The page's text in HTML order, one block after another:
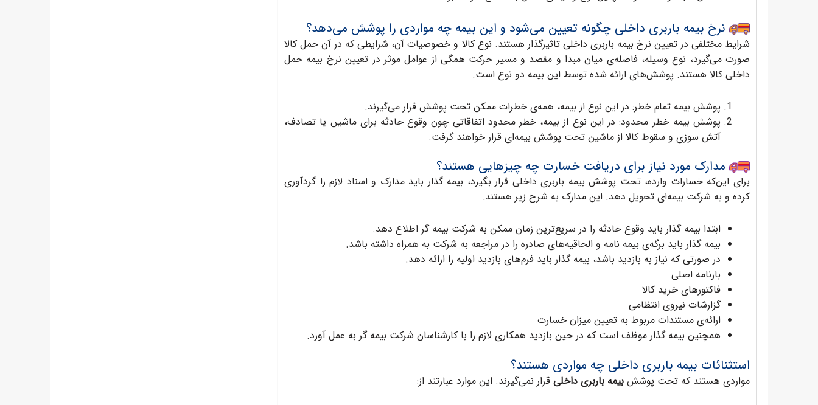
نرخ بیمه باربری داخلی چگونه تعیین می‌شود و این بیمه چه مواردی را پوشش می‌دهد؟
شرایط مختلفی در تعیین نرخ بیمه باربری داخلی تاثیرگذار هستند. نوع کالا و خصوصیات آن، شرایطی که در آن حمل کالا
صورت می‌گیرد، نوع وسیله، فاصله‌ی میان مبدا و مقصد و مسیر حرکت همگی از عوامل موثر در تعیین نرخ بیمه حمل
داخلی کالا هستند. پوشش‌های ارائه شده توسط این بیمه دو نوع است.
پوشش بیمه تمام خطر: در این نوع از بیمه، همه‌ی خطرات ممکن تحت پوشش قرار می‌گیرند.
پوشش بیمه خطر محدود: در این نوع از بیمه‌، خطر محدود اتفاقاتی چون وقوع حادثه برای ماشین یا تصادف،
آتش سوزی و سقوط کالا از ماشین تحت پوشش بیمه‌ای قرار خواهند گرفت.
مدارک مورد نیاز برای دریافت خسارت چه چیزهایی هستند؟
برای این‌که خسارات وارده، تحت پوشش بیمه باربری داخلی قرار بگیرد، بیمه گذار باید مدارک و اسناد لازم را گردآوری
کرده و به شرکت بیمه‌ای تحویل دهد. این مدارک به شرح زیر هستند:
ابتدا بیمه گذار باید وقوع حادثه را در سریع‌ترین زمان ممکن به شرکت بیمه گر اطلاع دهد.
بیمه گذار باید برگه‌ی بیمه نامه و الحاقیه‌های صادره را در مراجعه به شرکت به همراه داشته باشد.
در صورتی که نیاز به بازدید باشد، بیمه گذار باید فرم‌های بازدید اولیه را ارائه دهد.
بارنامه‌ اصلی
فاکتورهای خرید کالا
گزارشات نیروی انتظامی
ارائه‌ی مستندات مربوط به تعیین میزان خسارت
همچنین بیمه گذار موظف است که در حین بازدید همکاری لازم را با کارشناسان شرکت بیمه گر به عمل آورد.
استثنائات بیمه باربری داخلی چه مواردی هستند؟
مواردی هستند که تحت پوشش بیمه باربری داخلی قرار نمی‌گیرند. این موارد عبارتند از: